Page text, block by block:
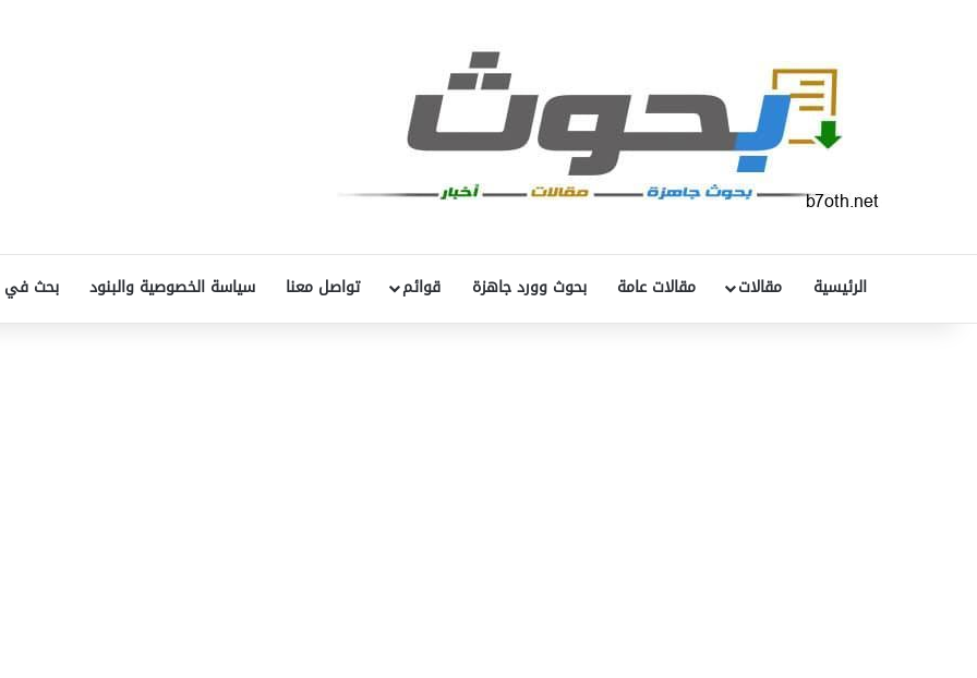
الرئيسية مقالات مقالات عامة بحوث وورد جاهزة قوائم تواصل معنا سياسة الخصوصية والبنود بحث في